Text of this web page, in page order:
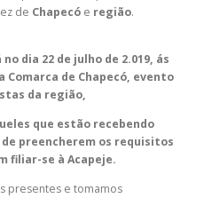
de Chapecó e região.
dia 22 de julho de 2.019, ás
Comarca de Chapecó, evento
da região,
que estão recebendo
preencherem os requisitos
filiar-se à Acapeje.
presentes e tomamos